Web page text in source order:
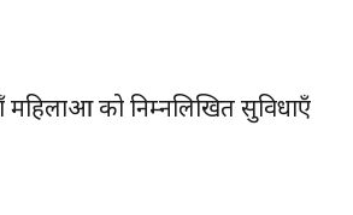
महिलाओं को निम्नलिखित सुविधाएँ